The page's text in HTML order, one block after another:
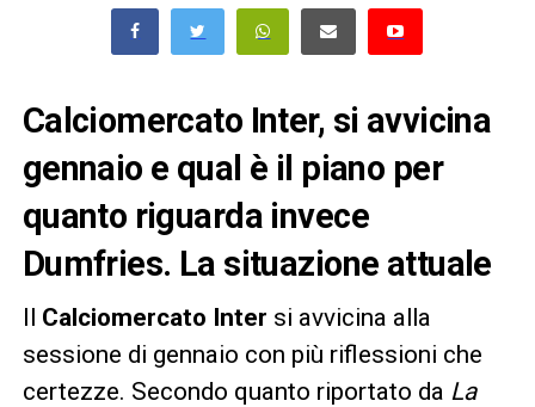
Calciomercato Inter, si avvicina
gennaio e qual è il piano per
quanto riguarda invece
Dumfries. La situazione attuale
Il Calciomercato Inter si avvicina alla
sessione di gennaio con più riflessioni che
certezze. Secondo quanto riportato da La